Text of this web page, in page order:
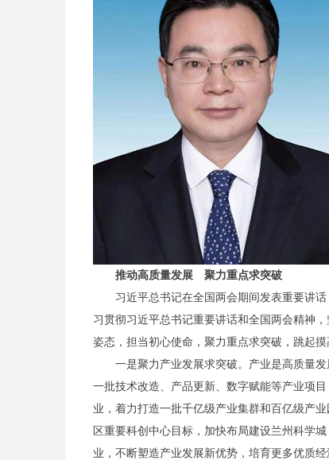
推动高质量发展 聚力重点求突破
习近平总书记在全国两会期间发表重要讲话
习贯彻习近平总书记重要讲话和全国两会精神
姿态，担当初心使命，聚力重点求突破，跳起
一是聚力产业发展求突破。产业是高质量发
一批技术改造、产品更新、数字赋能等产业项
业，着力打造一批千亿级产业集群和百亿级产
区重要科创中心目标，加快布局建设兰州科学
业，不断塑造产业发展新优势，培育更多优质经